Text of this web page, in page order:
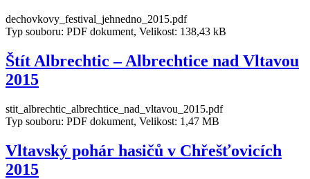
dechovkovy_festival_jehnedno_2015.pdf
Typ souboru: PDF dokument, Velikost: 138,43 kB
Štít Albrechtic – Albrechtice nad Vltavou
2015
stit_albrechtic_albrechtice_nad_vltavou_2015.pdf
Typ souboru: PDF dokument, Velikost: 1,47 MB
Vltavský pohár hasičů v Chřešťovicích
2015